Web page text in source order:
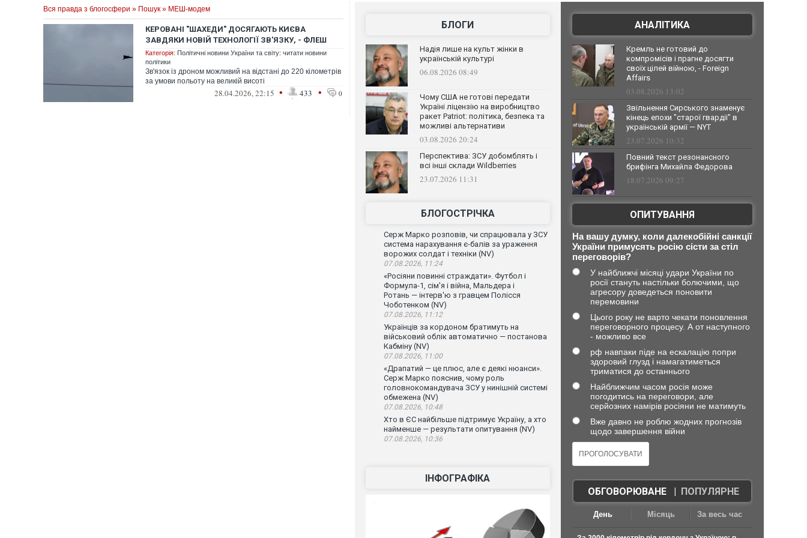
Вся правда з блогосфери » Пошук » МЕШ-модем
КЕРОВАНІ "ШАХЕДИ" ДОСЯГАЮТЬ КИЄВА
ЗАВДЯКИ НОВІЙ ТЕХНОЛОГІЇ ЗВ'ЯЗКУ, - ФЛЕШ
Категорія: Політичні новини України та світу: читати новини
політики
Зв'язок із дроном можливий на відстані до 220 кілометрів
за умови польоту на великій висоті
28.04.2026, 22:15 • 433 • 0
БЛОГИ
Надія лише на культ жінки в
українській культурі
06.08.2026 08:49
Чому США не готові передати
Україні ліцензію на виробництво
ракет Patriot: політика, безпека та
можливі альтернативи
03.08.2026 20:24
Перспектива: ЗСУ добомблять і
всі інші склади Wildberries
23.07.2026 11:31
БЛОГОСТРІЧКА
Серж Марко розповів, чи спрацювала у ЗСУ
система нарахування є-балів за ураження
ворожих солдат і техніки (NV)
07.08.2026, 11:24
«Росіяни повинні страждати». Футбол і
Формула-1, сім'я і війна, Мальдера і
Ротань — інтерв'ю з гравцем Полісся
Чоботенком (NV)
07.08.2026, 11:12
Українців за кордоном братимуть на
військовий облік автоматично — постанова
Кабміну (NV)
07.08.2026, 11:00
«Драпатий — це плюс, але є деякі нюанси».
Серж Марко пояснив, чому роль
головнокомандувача ЗСУ у нинішній системі
обмежена (NV)
07.08.2026, 10:48
Хто в ЄС найбільше підтримує Україну, а хто
найменше — результати опитування (NV)
07.08.2026, 10:36
ІНФОГРАФІКА
АНАЛІТИКА
Кремль не готовий до
компромісів і прагне досягти
своїх цілей війною, - Foreign
Affairs
03.08.2026 13:02
Звільнення Сирського знаменує
кінець епохи "старої гвардії" в
українській армії — NYT
23.07.2026 10:32
Повний текст резонансного
брифінга Михайла Федорова
18.07.2026 09:27
ОПИТУВАННЯ
На вашу думку, коли далекобійні санкції
України примусять росію сісти за стіл
переговорів?
У найближчі місяці удари України по
росії стануть настільки болючими, що
агресору доведеться поновити
перемовини
Цього року не варто чекати поновлення
переговорного процесу. А от наступного
- можливо все
рф навпаки піде на ескалацію попри
здоровий глузд і намагатиметься
триматися до останнього
Найближчим часом росія може
погодитись на переговори, але
серйозних намірів росіяни не матимуть
Вже давно не роблю жодних прогнозів
щодо завершення війни
ОБГОВОРЮВАНЕ| ПОПУЛЯРНЕ
День Місяць За весь час